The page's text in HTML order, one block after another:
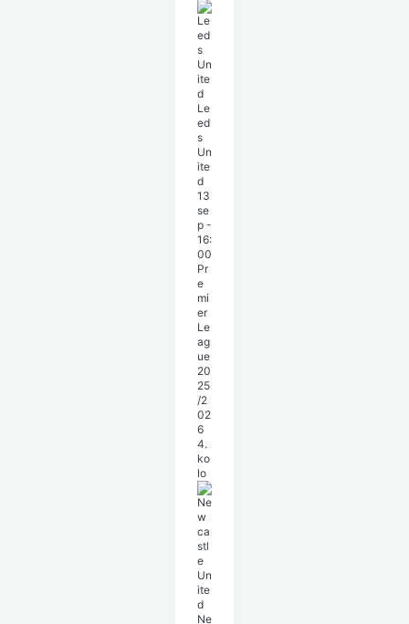
Le
ed
s
Un
ite
d
13
se
p -
16:
00
Pr
e
mi
er
Le
ag
ue
20
25
/2
02
6
4.
ko
lo
Ne